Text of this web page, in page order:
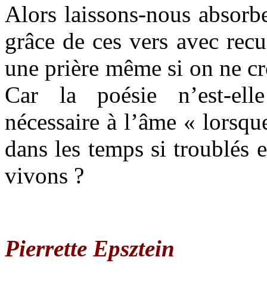
Alors laissons-nous
grâce de ces vers avec
une prière même si on ne
Car la poésie n’est-
nécessaire à l’âme «
dans les temps si troublés
vivons ?
Pierrette Epsztein